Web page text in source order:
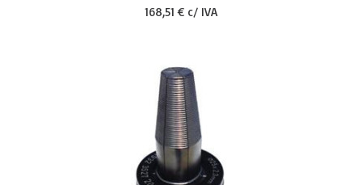
168,51 € c/ IVA